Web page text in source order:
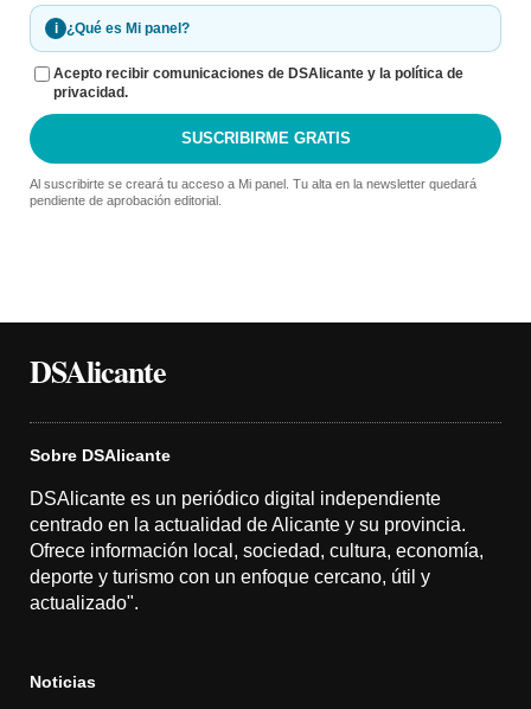
i ¿Qué es Mi panel?
Acepto recibir comunicaciones de DSAlicante y la política de
privacidad.
SUSCRIBIRME GRATIS
Al suscribirte se creará tu acceso a Mi panel. Tu alta en la newsletter quedará
pendiente de aprobación editorial.
DSAlicante
Sobre DSAlicante
DSAlicante es un periódico digital independiente
centrado en la actualidad de Alicante y su provincia.
Ofrece información local, sociedad, cultura, economía,
deporte y turismo con un enfoque cercano, útil y
actualizado".
Noticias